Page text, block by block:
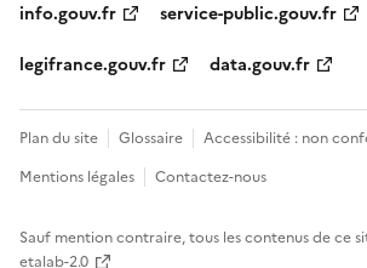
info.gouv.fr
service-public.gouv.fr
legifrance.gouv.fr
data.gouv.fr
Plan du site Glossaire
Accessibilité : non
Mentions légales
Contactez-nous
Sauf mention contraire, tous les contenus de ce
etalab-2.0